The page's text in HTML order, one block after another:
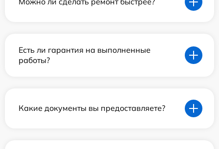
Есть ли гарантия на выполненные
работы?
Какие документы вы предоставляете?